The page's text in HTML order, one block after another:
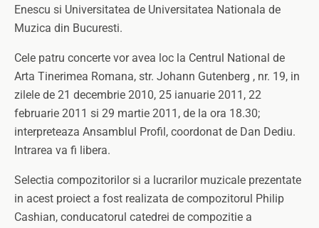
Enescu si Universitatea de Universitatea Nationala de
Muzica din Bucuresti.
Cele patru concerte vor avea loc la Centrul National de
Arta Tinerimea Romana, str. Johann Gutenberg , nr. 19, in
zilele de 21 decembrie 2010, 25 ianuarie 2011, 22
februarie 2011 si 29 martie 2011, de la ora 18.30;
interpreteaza Ansamblul Profil, coordonat de Dan Dediu.
Intrarea va fi libera.
Selectia compozitorilor si a lucrarilor muzicale prezentate
in acest proiect a fost realizata de compozitorul Philip
Cashian, conducatorul catedrei de compozitie a